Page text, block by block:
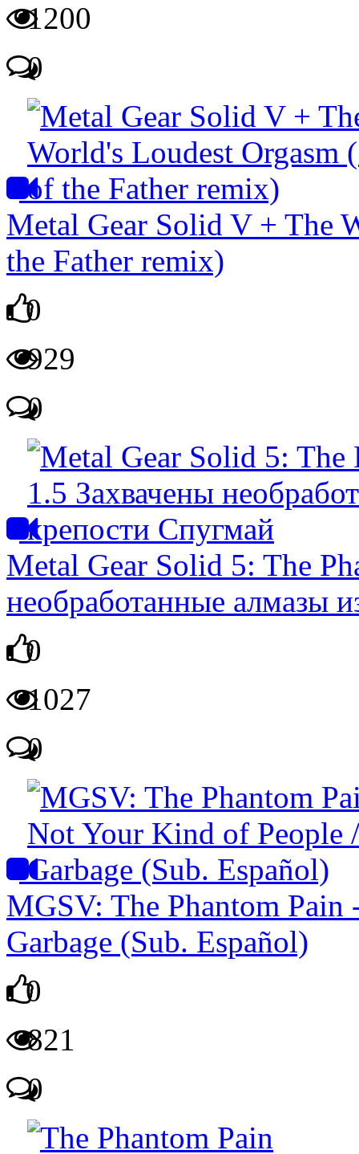
1200
0
Metal Gear Solid V + The
the Father remix)
0
929
0
Metal Gear Solid 5: The
необработанные алмазы
0
1027
0
MGSV: The Phantom
Garbage (Sub. Español)
0
821
0